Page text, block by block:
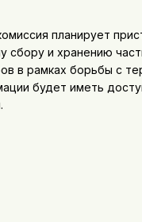
планирует
сбору и хранению
в рамках борьбы с
будет иметь